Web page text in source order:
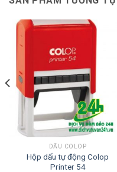
DẤU COLOP
Hộp dấu tự động Colop
Printer 54